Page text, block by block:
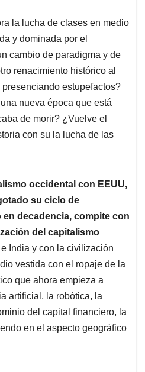
la lucha de clases en medio
y dominada por el
cambio de paradigma y de
renacimiento histórico al
estupefactos?
nueva época que está
de morir? ¿Vuelve el
con su la lucha de las
occidental con EEUU,
su ciclo de
decadencia, compite con
del capitalismo
India y con la civilización
vestida con el ropaje de la
que ahora empieza a
artificial, la robótica, la
del capital financiero, la
en el aspecto geográfico